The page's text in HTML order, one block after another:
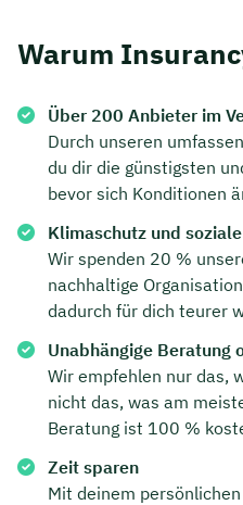
Warum
Über 200 Anbieter im
Durch unseren
du dir die günstigsten
bevor sich Konditionen
Klimaschutz und
Wir spenden 20 %
nachhaltige
dadurch für dich teurer
Unabhängige Beratung
Wir empfehlen nur das,
nicht das, was am
Beratung ist 100 %
Zeit sparen
Mit deinem